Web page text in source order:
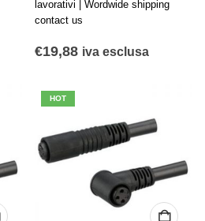
lavorativi | Wordwide shipping
contact us
€19,88 iva esclusa
HOT